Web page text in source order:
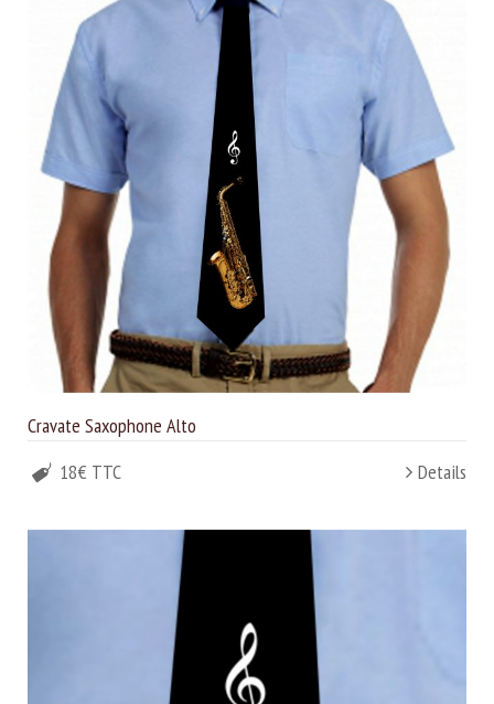
Cravate Saxophone Alto
18€ TTC
Details